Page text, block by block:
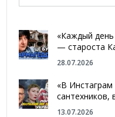
«Каждый
— староста
28.07.2026
«В
сантехников,
13.07.2026